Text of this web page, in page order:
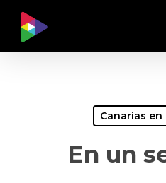
main
Canarias
En un